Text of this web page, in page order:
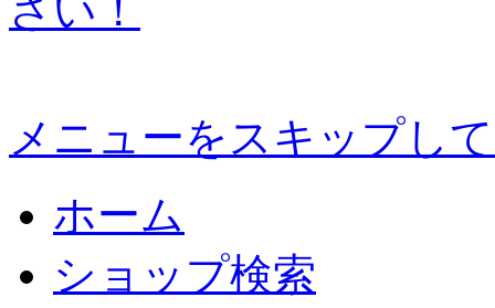
メニューをスキップし
ホーム
ショップ検索